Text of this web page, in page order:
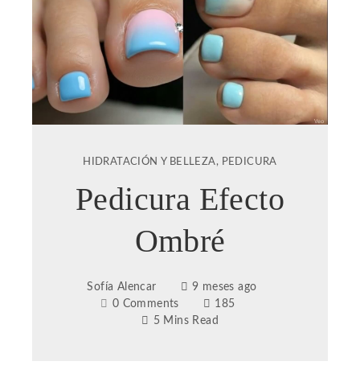
HIDRATACIÓN Y BELLEZA, PEDICURA
Pedicura Efecto
Ombré
Sofía Alencar
9 meses ago
0 Comments
185
5 Mins Read